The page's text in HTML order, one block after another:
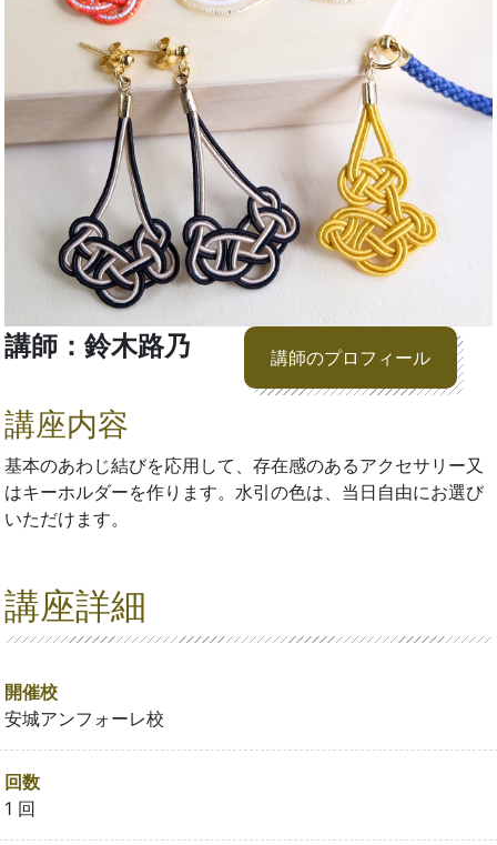
講師：鈴木路乃 講師のプロフィール
講座内容
基本のあわじ結びを応用して、存在感のあるアクセサリー又
はキーホルダーを作ります。水引の色は、当日自由にお選び
いただけます。
講座詳細
開催校
安城アンフォーレ校
回数
1 回